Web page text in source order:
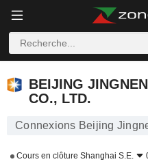
BEIJING
CO., LTD.
Connexions Beijing
Cours en clôture Shanghai S.E.